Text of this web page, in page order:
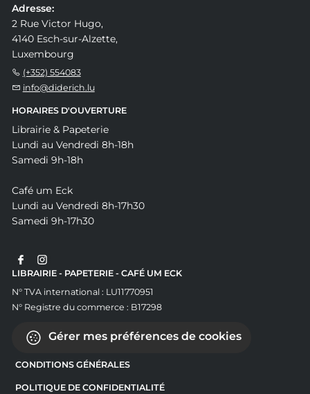
Adresse:
2 Rue Victor Hugo,
4140 Esch-sur-Alzette,
Luxembourg
(+352) 554083
info@diderich.lu
HORAIRES D'OUVERTURE
Librairie & Papeterie
Lundi au Vendredi 8h-18h
Samedi 9h-18h
Café um Eck
Lundi au Vendredi 8h-17h30
Samedi 9h-17h30
LIBRAIRIE - PAPETERIE - CAFÉ UM ECK
N° TVA international : LU11770951
N° Registre du commerce : B17298
Gérer mes préférences de cookies
CONDITIONS GÉNÉRALES
POLITIQUE DE CONFIDENTIALITÉ